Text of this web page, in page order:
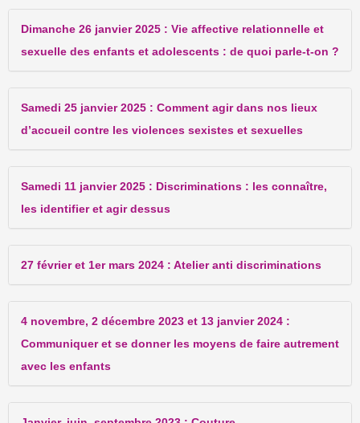
Dimanche 26 janvier 2025 : Vie affective relationnelle et
sexuelle des enfants et adolescents : de quoi parle-t-on ?
Samedi 25 janvier 2025 : Comment agir dans nos lieux
d’accueil contre les violences sexistes et sexuelles
Samedi 11 janvier 2025 : Discriminations : les connaître,
les identifier et agir dessus
27 février et 1er mars 2024 : Atelier anti discriminations
4 novembre, 2 décembre 2023 et 13 janvier 2024 :
Communiquer et se donner les moyens de faire autrement
avec les enfants